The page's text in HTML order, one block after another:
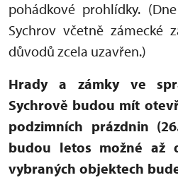
pohádkové prohlídky.
Sychrov včetně zámecké
důvodů zcela uzavřen.)
Hrady a zámky ve
Sychrově budou mít
podzimních prázdnin
budou letos možné až
vybraných objektech